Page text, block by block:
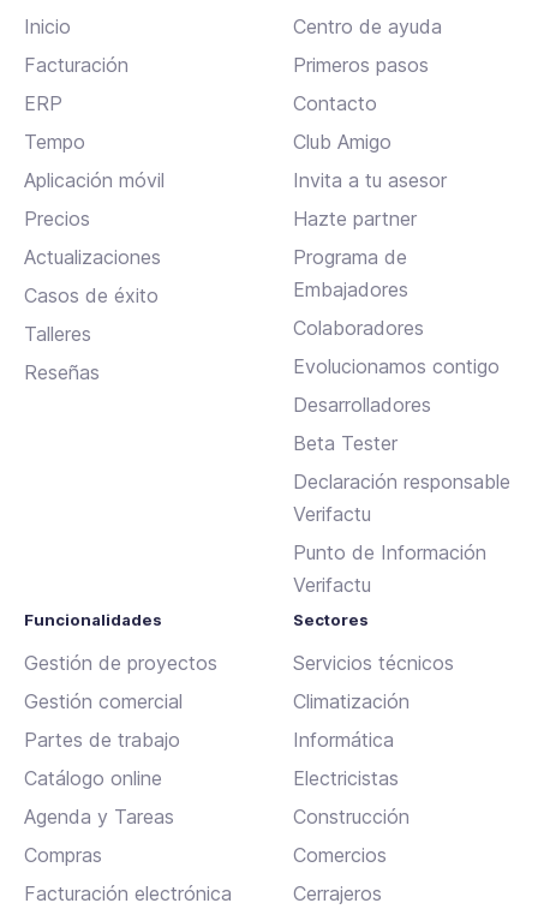
Inicio
Facturación
ERP
Tempo
Aplicación móvil
Precios
Actualizaciones
Casos de éxito
Talleres
Reseñas
Centro de ayuda
Primeros pasos
Contacto
Club Amigo
Invita a tu asesor
Hazte partner
Programa de
Embajadores
Colaboradores
Evolucionamos contigo
Desarrolladores
Beta Tester
Declaración responsable
Verifactu
Punto de Información
Verifactu
Funcionalidades
Gestión de proyectos
Gestión comercial
Partes de trabajo
Catálogo online
Agenda y Tareas
Compras
Facturación electrónica
Sectores
Servicios técnicos
Climatización
Informática
Electricistas
Construcción
Comercios
Cerrajeros